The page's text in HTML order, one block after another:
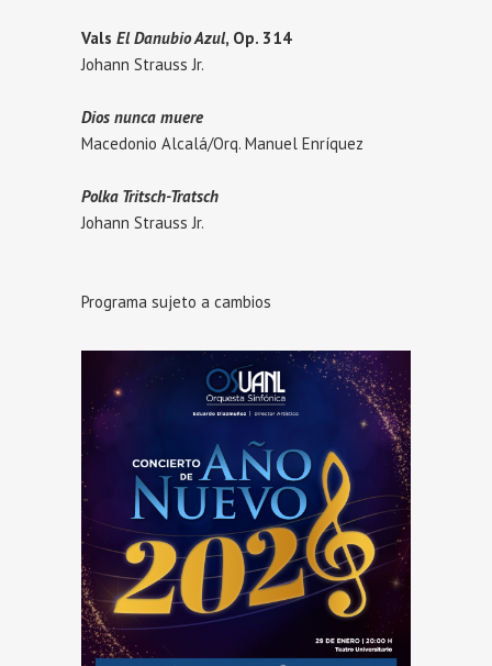
Vals El Danubio Azul, Op. 314
Johann Strauss Jr.
Dios nunca muere
Macedonio Alcalá/Orq. Manuel Enríquez
Polka Tritsch-Tratsch
Johann Strauss Jr.
Programa sujeto a cambios